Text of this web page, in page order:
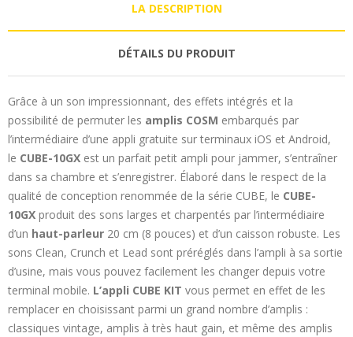
LA DESCRIPTION
DÉTAILS DU PRODUIT
Grâce à un son impressionnant, des effets intégrés et la
possibilité de permuter les amplis COSM embarqués par
l’intermédiaire d’une appli gratuite sur terminaux iOS et Android,
le CUBE-10GX est un parfait petit ampli pour jammer, s’entraîner
dans sa chambre et s’enregistrer. Élaboré dans le respect de la
qualité de conception renommée de la série CUBE, le CUBE-
10GX produit des sons larges et charpentés par l’intermédiaire
d’un haut-parleur 20 cm (8 pouces) et d’un caisson robuste. Les
sons Clean, Crunch et Lead sont préréglés dans l’ampli à sa sortie
d’usine, mais vous pouvez facilement les changer depuis votre
terminal mobile. L’appli CUBE KIT vous permet en effet de les
remplacer en choisissant parmi un grand nombre d’amplis :
classiques vintage, amplis à très haut gain, et même des amplis